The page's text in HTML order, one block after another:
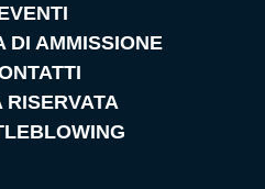
DI AMMISSIONE
RISERVATA